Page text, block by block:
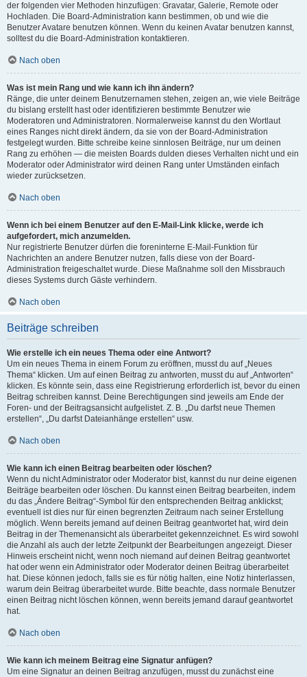
der folgenden vier Methoden hinzufügen: Gravatar, Galerie, Remote oder
Hochladen. Die Board-Administration kann bestimmen, ob und wie die
Benutzer Avatare benutzen können. Wenn du keinen Avatar benutzen kannst,
solltest du die Board-Administration kontaktieren.
Nach oben
Was ist mein Rang und wie kann ich ihn ändern?
Ränge, die unter deinem Benutzernamen stehen, zeigen an, wie viele Beiträge
du bislang erstellt hast oder identifizieren bestimmte Benutzer wie
Moderatoren und Administratoren. Normalerweise kannst du den Wortlaut
eines Ranges nicht direkt ändern, da sie von der Board-Administration
festgelegt wurden. Bitte schreibe keine sinnlosen Beiträge, nur um deinen
Rang zu erhöhen — die meisten Boards dulden dieses Verhalten nicht und ein
Moderator oder Administrator wird deinen Rang unter Umständen einfach
wieder zurücksetzen.
Nach oben
Wenn ich bei einem Benutzer auf den E-Mail-Link klicke, werde ich
aufgefordert, mich anzumelden.
Nur registrierte Benutzer dürfen die foreninterne E-Mail-Funktion für
Nachrichten an andere Benutzer nutzen, falls diese von der Board-
Administration freigeschaltet wurde. Diese Maßnahme soll den Missbrauch
dieses Systems durch Gäste verhindern.
Nach oben
Beiträge schreiben
Wie erstelle ich ein neues Thema oder eine Antwort?
Um ein neues Thema in einem Forum zu eröffnen, musst du auf „Neues
Thema“ klicken. Um auf einen Beitrag zu antworten, musst du auf „Antworten“
klicken. Es könnte sein, dass eine Registrierung erforderlich ist, bevor du einen
Beitrag schreiben kannst. Deine Berechtigungen sind jeweils am Ende der
Foren- und der Beitragsansicht aufgelistet. Z. B. „Du darfst neue Themen
erstellen“, „Du darfst Dateianhänge erstellen“ usw.
Nach oben
Wie kann ich einen Beitrag bearbeiten oder löschen?
Wenn du nicht Administrator oder Moderator bist, kannst du nur deine eigenen
Beiträge bearbeiten oder löschen. Du kannst einen Beitrag bearbeiten, indem
du das „Ändere Beitrag“-Symbol für den entsprechenden Beitrag anklickst;
eventuell ist dies nur für einen begrenzten Zeitraum nach seiner Erstellung
möglich. Wenn bereits jemand auf deinen Beitrag geantwortet hat, wird dein
Beitrag in der Themenansicht als überarbeitet gekennzeichnet. Es wird sowohl
die Anzahl als auch der letzte Zeitpunkt der Bearbeitungen angezeigt. Dieser
Hinweis erscheint nicht, wenn noch niemand auf deinen Beitrag geantwortet
hat oder wenn ein Administrator oder Moderator deinen Beitrag überarbeitet
hat. Diese können jedoch, falls sie es für nötig halten, eine Notiz hinterlassen,
warum dein Beitrag überarbeitet wurde. Bitte beachte, dass normale Benutzer
einen Beitrag nicht löschen können, wenn bereits jemand darauf geantwortet
hat.
Nach oben
Wie kann ich meinem Beitrag eine Signatur anfügen?
Um eine Signatur an deinen Beitrag anzufügen, musst du zunächst eine